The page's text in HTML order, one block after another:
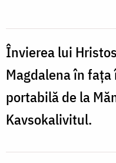
-
Sfânta
Maria
Magdalena
în
faţa
îngerului
Învierea lui
Magdalena în
portabilă de la
Kavsokalivitul.